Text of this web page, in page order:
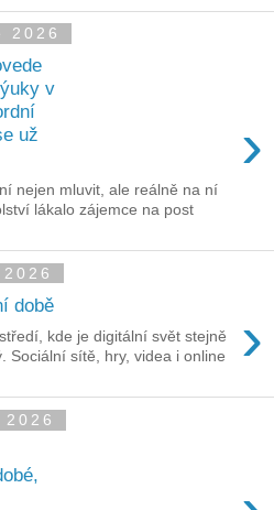
2026
v
už
›
nejen mluvit, ale reálně na ní
lákalo zájemce na post
době ›
kde je digitální svět stejně
Sociální sítě, hry, videa i online